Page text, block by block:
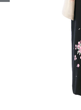
訪問着・付下げレンタル